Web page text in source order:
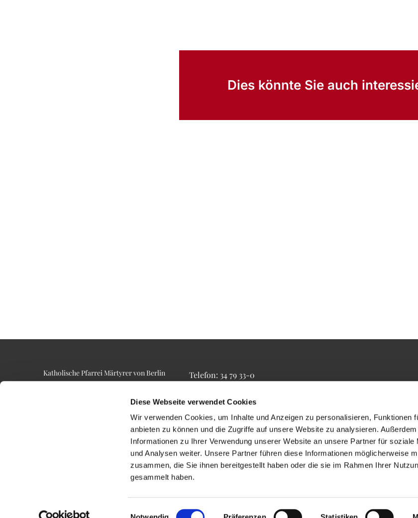
Diese Webseite verwendet Cookies
Wir verwenden Cookies, um Inhalte und Anzeigen zu personalisieren, Funktionen
anbieten zu können und die Zugriffe auf unsere Website zu analysieren.
Informationen zu Ihrer Verwendung unserer Website an unsere Partner für soziale
und Analysen weiter. Unsere Partner führen diese Informationen möglicherweise
zusammen, die Sie ihnen bereitgestellt haben oder die sie im Rahmen Ihrer
gesammelt haben.
Einwilligungsauswahl
Dies könnte Sie auch
Katholische Pfarrei Märtyrer von Berlin
Alt-Lietzow 23
Telefon: 34 79 33-0
Email: pfarrbuero@maertyrer-von-berlin.de
Impressum